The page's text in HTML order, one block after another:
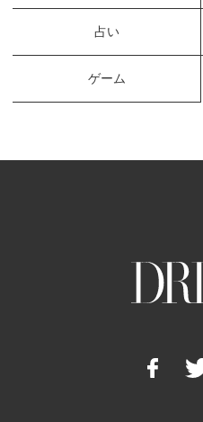
占い
ゲーム